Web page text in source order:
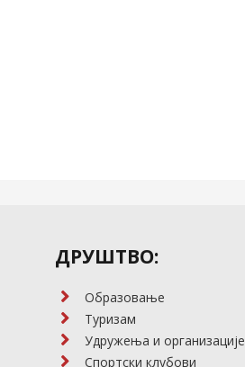
ДРУШТВО:
Образовање
Туризам
Удружења и организације
Спортски клубови